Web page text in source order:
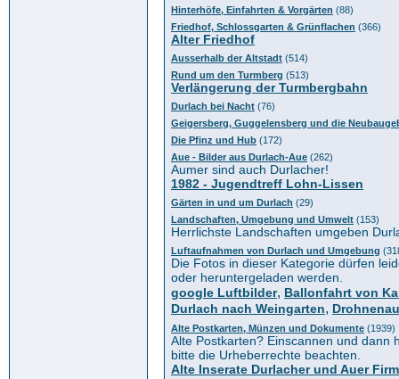
Hinterhöfe, Einfahrten & Vorgärten (88)
Friedhof, Schlossgarten & Grünflachen (366)
Alter Friedhof
Ausserhalb der Altstadt (514)
Rund um den Turmberg (513)
Verlängerung der Turmbergbahn
Durlach bei Nacht (76)
Geigersberg, Guggelensberg und die
Die Pfinz und Hub (172)
Aue - Bilder aus Durlach-Aue (262)
Aumer sind auch Durlacher!
1982 - Jugendtreff Lohn-Lissen
Gärten in und um Durlach (29)
Landschaften, Umgebung und Umwelt (153)
Herrlichste Landschaften umgeben
Luftaufnahmen von Durlach und Umgebung
Die Fotos in dieser Kategorie dürfen
oder heruntergeladen werden.
google Luftbilder, Ballonfahrt von
Durlach nach Weingarten,
Alte Postkarten, Münzen und Dokumente (1939)
Alte Postkarten? Einscannen und dann
bitte die Urheberrechte beachten.
Alte Inserate Durlacher und Auer